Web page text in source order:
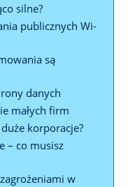
silne?
publicznych Wi-
są⁢
danych
małych firm
korporacje?
– co ⁤musisz
w